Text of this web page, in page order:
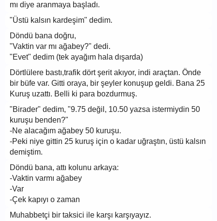
mı diye aranmaya başladı.
"Üstü kalsın kardeşim" dedim.
Döndü bana doğru,
"Vaktin var mı ağabey?" dedi.
"Evet" dedim (tek ayağım hala dışarda)
Dörtlülere bastı,trafik dört şerit akıyor, indi araçtan. Önde
bir büfe var. Gitti oraya, bir şeyler konuşup geldi. Bana 25
Kuruş uzattı. Belli ki para bozdurmuş.
"Birader" dedim, "9.75 değil, 10.50 yazsa istermiydin 50
kuruşu benden?"
-Ne alacağım ağabey 50 kuruşu.
-Peki niye gittin 25 kuruş için o kadar uğraştın, üstü kalsın
demiştim.
Döndü bana, attı kolunu arkaya:
-Vaktin varmı ağabey
-Var
-Çek kapıyı o zaman
Muhabbetçi bir taksici ile karşı karşıyayız.